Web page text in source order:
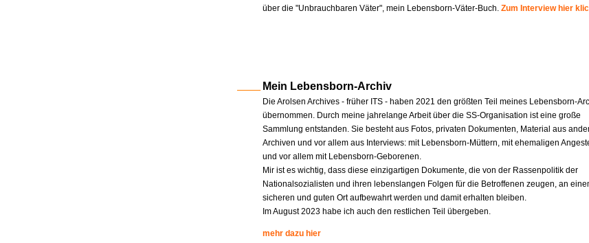
über die "Unbrauchbaren Väter", mein Lebensborn-Väter-Buch. Zum Interview hier
Mein Lebensborn-Archiv
Die Arolsen Archives - früher ITS - haben 2021 den größten Teil meines Lebensborn-
übernommen. Durch meine jahrelange Arbeit über die SS-Organisation ist eine große
Sammlung entstanden. Sie besteht aus Fotos, privaten Dokumenten, Material aus
Archiven und vor allem aus Interviews: mit Lebensborn-Müttern, mit ehemaligen
und vor allem mit Lebensborn-Geborenen.
Mir ist es wichtig, dass diese einzigartigen Dokumente, die von der Rassenpolitik der
Nationalsozialisten und ihren lebenslangen Folgen für die Betroffenen zeugen, an
sicheren und guten Ort aufbewahrt werden und damit erhalten bleiben.
Im August 2023 habe ich auch den restlichen Teil übergeben.
mehr dazu hier